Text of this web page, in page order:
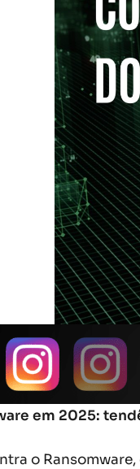
em 2025:
o